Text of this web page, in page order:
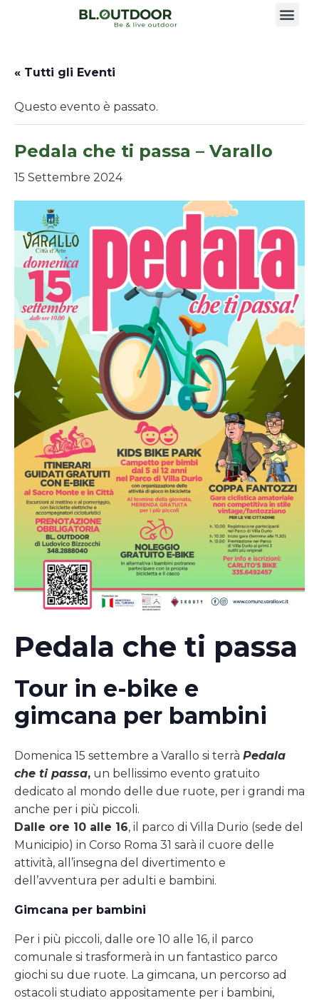
« Tutti gli Eventi
Questo evento è passato.
Pedala che ti passa – Varallo
15 Settembre 2024
Pedala che ti passa
Tour in e-bike e
gimcana per bambini
Domenica 15 settembre a Varallo si terrà Pedala
che ti passa, un bellissimo evento gratuito
dedicato al mondo delle due ruote, per i grandi ma
anche per i più piccoli.
Dalle ore 10 alle 16, il parco di Villa Durio (sede del
Municipio) in Corso Roma 31 sarà il cuore delle
attività, all’insegna del divertimento e
dell’avventura per adulti e bambini.
Gimcana per bambini
Per i più piccoli, dalle ore 10 alle 16, il parco
comunale si trasformerà in un fantastico parco
giochi su due ruote. La gimcana, un percorso ad
ostacoli studiato appositamente per i bambini,